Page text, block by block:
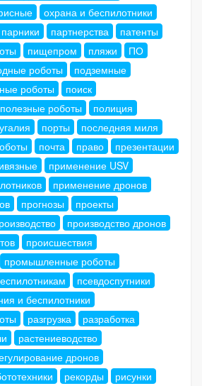
охрана и беспилотники
парники партнерства
патенты
пищепром пляжи
ПО
роботы
подземные
роботы
поиск
полезные роботы
полиция
порты
последняя миля
почта право
презентации
применение USV
применение дронов
прогнозы
проекты
производство дронов
происшествия
промышленные роботы
псевдоспутники
и беспилотники
разгрузка
разработка
растениеводство
дронов
рекорды
рисунки